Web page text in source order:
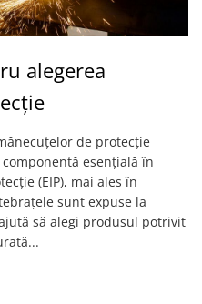
alegerea
de protecție
esențială în
(EIP), mai ales în
sunt expuse la
să alegi produsul potrivit